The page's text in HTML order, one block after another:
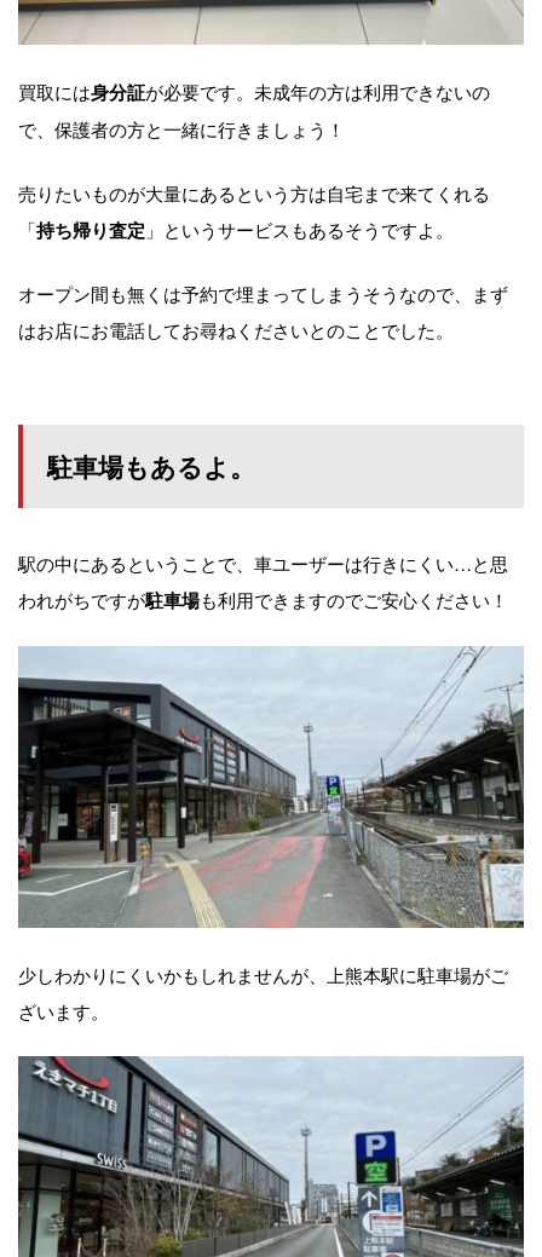
買取には身分証が必要です。未成年の方は利用できないの
で、保護者の方と一緒に行きましょう！
売りたいものが大量にあるという方は自宅まで来てくれる
「持ち帰り査定 」というサービスもあるそうですよ。
オープン間も無くは予約で埋まってしまうそうなので、まず
はお店にお電話してお尋ねくださいとのことでした。
駐車場もあるよ。
駅の中にあるということで、車ユーザーは行きにくい…と思
われがちですが駐車場も利用できますのでご安心ください！
少しわかりにくいかもしれませんが、上熊本駅に駐車場がご
ざいます。